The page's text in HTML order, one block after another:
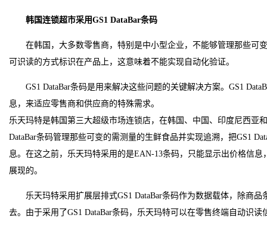
韩国连锁超市采用GS1 DataBar条码
在韩国，大多数零售商，特别是中小型企业，不能够管理那些可
可识读的方式标识在产品上，这意味着不能实现自动化验证。
GS1 DataBar条码是用来解决这些问题的关键解决方案。GS1
息，来适应零售商和供应商的特殊需求。
乐天玛特是韩国第三大超级市场连锁店，在韩国、中国、印度尼西亚
DataBar条码管理那些可变的需测量的生鲜食品并实现追溯，把GS1
息。在这之前，乐天玛特采用的是EAN-13条码，只能显示出价格信
展现的。
乐天玛特采用扩展层排式GS1 DataBar条码作为数据载体，除商
去。由于采用了GS1 DataBar条码，乐天玛特可以在零售终端自动识